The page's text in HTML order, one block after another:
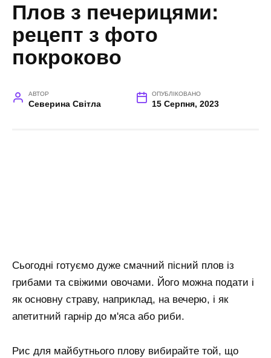
Плов з печерицями:
рецепт з фото
покроково
АВТОР
Северина Світла
ОПУБЛІКОВАНО
15 Серпня, 2023
Сьогодні готуємо дуже смачний пісний плов із
грибами та свіжими овочами. Його можна подати і
як основну страву, наприклад, на вечерю, і як
апетитний гарнір до м'яса або риби.
Рис для майбутнього плову вибирайте той, що